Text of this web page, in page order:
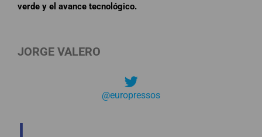
verde y el avance tecnológico.
JORGE VALERO
@europressos